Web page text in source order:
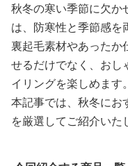
秋冬の寒い季節に欠か
は、防寒性と季節感を
裏起毛素材やあったか
せるだけでなく、おし
イリングを楽しめます。
本記事では、秋冬にお
を厳選してご紹介いた